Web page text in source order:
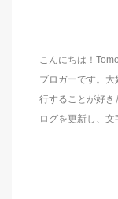
こんにちは！
ブロガーです。
行することが好
ログを更新し、文